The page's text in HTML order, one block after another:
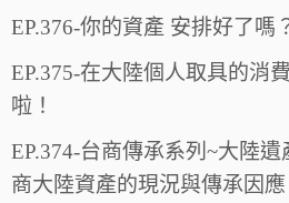
EP.376-你的資產 安排好了嗎
EP.375-在大陸個人取具的消
啦！
EP.374-台商傳承系列~大陸
商大陸資產的現況與傳承因應